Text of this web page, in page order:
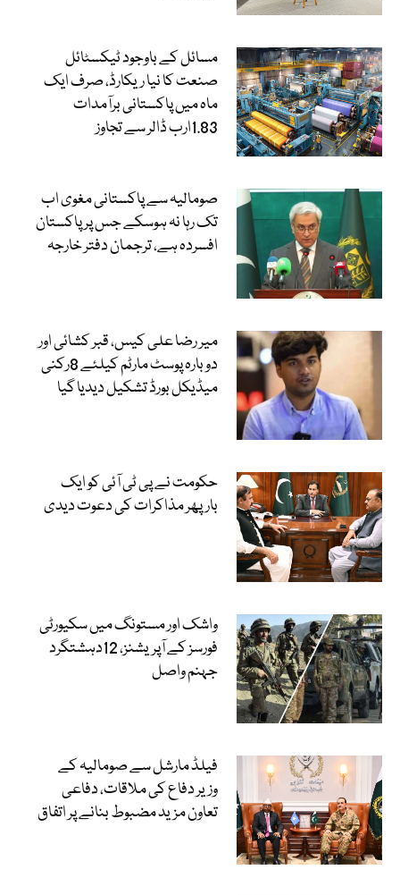
مسائل کے باوجود ٹیکسٹائل
صنعت کا نیا ریکارڈ، صرف ایک
ماہ میں پاکستانی برآمدات
1.83ارب ڈالر سے تجاوز
صومالیہ سے پاکستانی مغوی اب
تک رہا نہ ہوسکے جس پر پاکستان
افسردہ ہے، ترجمان دفتر خارجہ
میر رضا علی کیس، قبر کشائی اور
دوبارہ پوسٹ مارٹم کیلئے 8رکنی
میڈیکل بورڈ تشکیل دیدیا گیا
حکومت نے پی ٹی آئی کو ایک
بارپھر مذاکرات کی دعوت دیدی
واشک اور مستونگ میں سکیورٹی
فورسز کے آپریشنز، 12دہشتگرد
جہنم واصل
فیلڈ مارشل سے صومالیہ کے
وزیر دفاع کی ملاقات، دفاعی
تعاون مزید مضبوط بنانے پر اتفاق